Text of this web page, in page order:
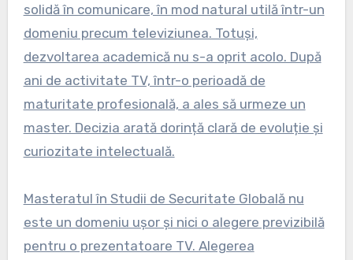
solidă în comunicare, în mod natural utilă într-un
domeniu precum televiziunea. Totuși,
dezvoltarea academică nu s-a oprit acolo. După
ani de activitate TV, într-o perioadă de
maturitate profesională, a ales să urmeze un
master. Decizia arată dorință clară de evoluție și
curiozitate intelectuală.
Masteratul în Studii de Securitate Globală nu
este un domeniu ușor și nici o alegere previzibilă
pentru o prezentatoare TV. Alegerea